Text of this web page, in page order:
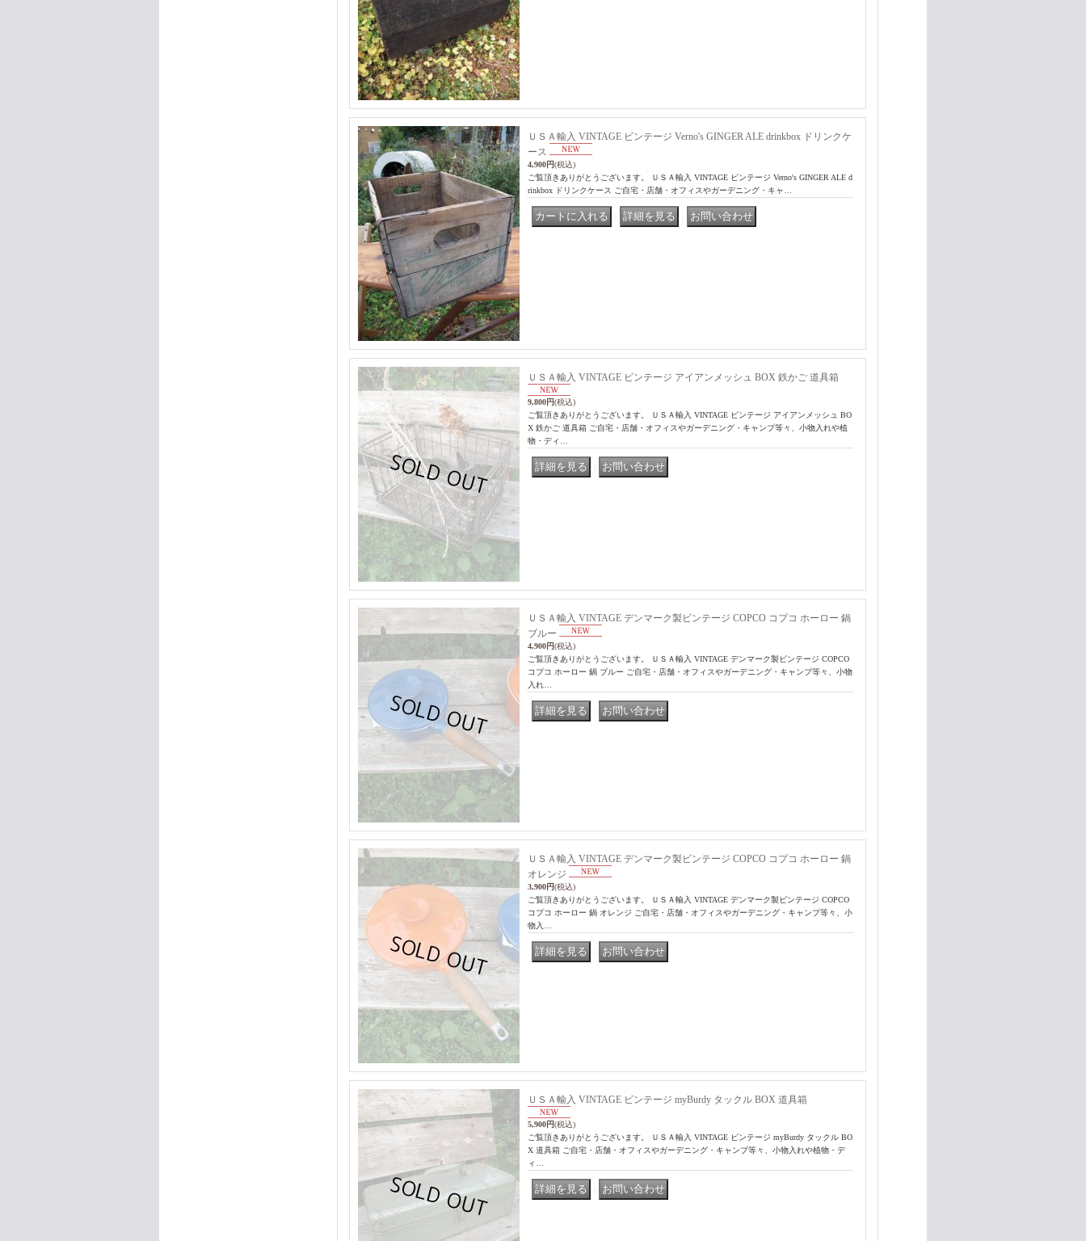
ＵＳＡ輸入 VINTAGE ビンテージ Verno's GINGER ALE drinkbox ドリンクケ
ース
4,900円(税込)
ご覧頂きありがとうございます。 ＵＳＡ輸入 VINTAGE ビンテージ Verno's GINGER ALE d
rinkbox ドリンクケース ご自宅・店舗・オフィスやガーデニング・キャ…
ＵＳＡ輸入 VINTAGE ビンテージ アイアンメッシュ BOX 鉄かご 道具箱
9,800円(税込)
ご覧頂きありがとうございます。 ＵＳＡ輸入 VINTAGE ビンテージ アイアンメッシュ BO
X 鉄かご 道具箱 ご自宅・店舗・オフィスやガーデニング・キャンプ等々、小物入れや植
物・ディ…
ＵＳＡ輸入 VINTAGE デンマーク製ビンテージ COPCO コプコ ホーロー 鍋
ブルー
4,900円(税込)
ご覧頂きありがとうございます。 ＵＳＡ輸入 VINTAGE デンマーク製ビンテージ COPCO
コプコ ホーロー 鍋 ブルー ご自宅・店舗・オフィスやガーデニング・キャンプ等々、小物
入れ…
ＵＳＡ輸入 VINTAGE デンマーク製ビンテージ COPCO コプコ ホーロー 鍋
オレンジ
3,900円(税込)
ご覧頂きありがとうございます。 ＵＳＡ輸入 VINTAGE デンマーク製ビンテージ COPCO
コプコ ホーロー 鍋 オレンジ ご自宅・店舗・オフィスやガーデニング・キャンプ等々、小
物入…
ＵＳＡ輸入 VINTAGE ビンテージ myBurdy タックル BOX 道具箱
5,900円(税込)
ご覧頂きありがとうございます。 ＵＳＡ輸入 VINTAGE ビンテージ myBurdy タックル BO
X 道具箱 ご自宅・店舗・オフィスやガーデニング・キャンプ等々、小物入れや植物・デ
ィ…